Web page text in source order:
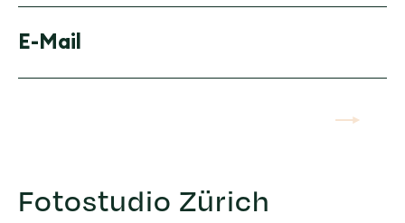
E-Mail
arrow-right
Fotostudio Zürich